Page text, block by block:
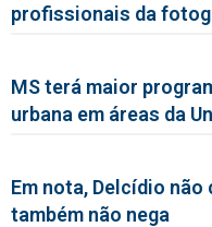
profissionais da
MS terá maior
urbana em áreas da
Em nota, Delcídio
também não nega